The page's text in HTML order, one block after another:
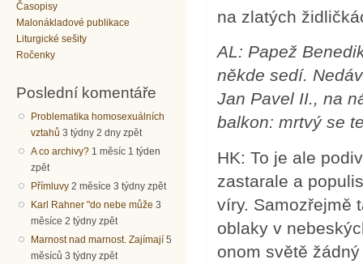
Časopisy
Malonákladové publikace
Liturgické sešity
Ročenky
Poslední komentáře
Problematika homosexuálních
vztahů 3 týdny 2 dny zpět
A co archivy? 1 měsíc 1 týden
zpět
Přímluvy 2 měsíce 3 týdny zpět
Karl Rahner "do nebe může 3
měsíce 2 týdny zpět
Marnost nad marnost. Zajímají 5
měsíců 3 týdny zpět
na zlatých
AL: Papež
někde sedí.
Jan Pavel II., na
balkon: mrtvý se
HK: To je ale
zastarale a
víry. Samozřejmě
oblaky v
onom světě